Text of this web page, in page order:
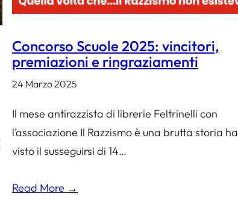
Concorso Scuole 2025: vincitori,
premiazioni e ringraziamenti
24 Marzo 2025
Il mese antirazzista di librerie Feltrinelli con
l’associazione Il Razzismo è una brutta storia ha
visto il susseguirsi di 14…
Read More →